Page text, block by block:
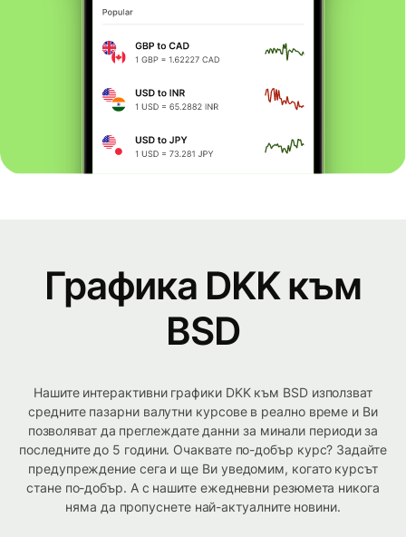
Графика DKK към
BSD
Нашите интерактивни графики DKK към BSD използват
средните пазарни валутни курсове в реално време и Ви
позволяват да преглеждате данни за минали периоди за
последните до 5 години. Очаквате по-добър курс? Задайте
предупреждение сега и ще Ви уведомим, когато курсът
стане по-добър. А с нашите ежедневни резюмета никога
няма да пропуснете най-актуалните новини.